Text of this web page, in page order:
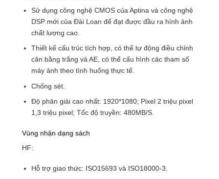
Sử dụng công nghệ CMOS của Aptina và công nghệ
DSP mới của Đài Loan để đạt được đầu ra hình ảnh
chất lượng cao.
Thiết kế cấu trúc tích hợp, có thể tự động điều chỉnh
cân bằng trắng và AE, có thể cấu hình các tham số
máy ảnh theo tình huống thực tế.
Chống sét.
Độ phân giải cao nhất: 1920*1080; Pixel 2 triệu pixel
1,3 triệu pixel; Tốc độ truyền: 480MB/S.
Vùng nhận dạng sách
HF:
Hỗ trợ giao thức: ISO15693 và ISO18000-3.